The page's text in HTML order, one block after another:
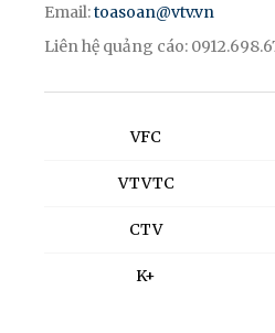
Email:toasoan@vtv.vn
Liên hệ quảng cáo:
VFC
VTVTC
CTV
K+